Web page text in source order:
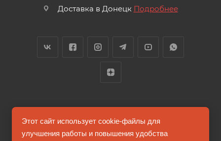
Доставка в Донецк Подробнее
2026 © FUTUMAG.RU
Этот сайт использует cookie-файлы для
улучшения работы и повышения удобства